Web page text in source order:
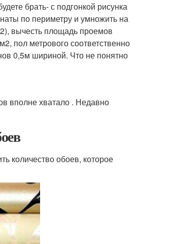
брать- с подгонкой рисунка
по периметру и умножить на
вычесть площадь проемов
пол метрового соответственно
0,5м шириной. Что не понятно
вполне хватало . Недавно
количество обоев, которое